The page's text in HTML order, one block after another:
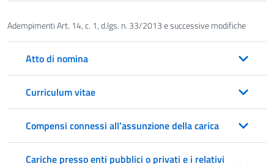
Adempimenti Art. 14, c. 1, d.lgs. n. 33/2013 e successive modifiche
Atto di nomina
Curriculum vitae
Compensi connessi all’assunzione della carica
Cariche presso enti pubblici o privati e i relativi